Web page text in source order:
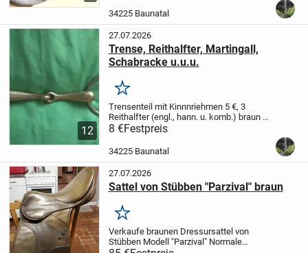
Beide Sättel sind in einem guten...
34225 Baunatal
12
27.07.2026
Trense, Reithalfter, Martingall,
Schabracke u.u.u.
Merken
Trensenteil mit Kinnnriehmen 5 €, 3
Reithalfter (engl., hann. u. komb.) braun 5
€, Martingall (braun) 10 €,
für Turnier 5 €
weiß, Springen, bordeaux...
8 €Festpreis
34225 Baunatal
27.07.2026
Sattel von Stübben "Parzival" braun
Merken
Verkaufe braunen Dressursattel von
Stübben Modell "Parzival" Normale